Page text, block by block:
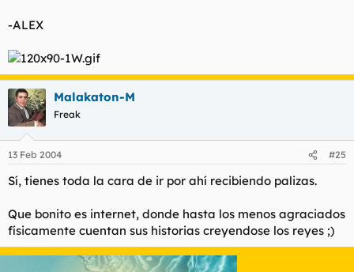
-ALEX
Malakaton-M
Freak
13 Feb 2004 #25
Sí, tienes toda la cara de ir por ahí recibiendo palizas.
Que bonito es internet, donde hasta los menos agraciados
físicamente cuentan sus historias creyendose los reyes ;)